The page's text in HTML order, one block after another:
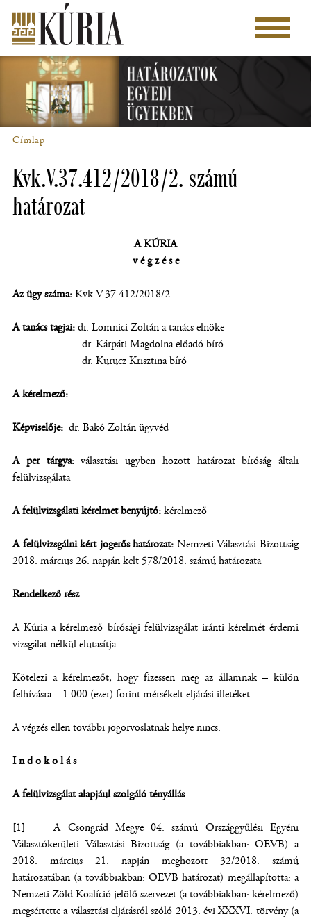
tartalomra
Főmenü
Címlap
Kvk.V.37.412/2018/2. számú
határozat
A KÚRIA
v é g z é s e
Az ügy száma:Kvk.V.37.412/2018/2.
A tanács tagjai:dr. Lomnici Zoltán a tanács elnöke
dr. Kárpáti Magdolna előadó bíró
dr. Kurucz Krisztina bíró
A kérelmező:
Képviselője: dr. Bakó Zoltán ügyvéd
A per tárgya:választási ügyben hozott határozat bíróság általi
felülvizsgálata
A felülvizsgálati kérelmet benyújtó:kérelmező
A felülvizsgálni kért jogerős határozat: Nemzeti Választási Bizottság
2018. március 26. napján kelt 578/2018. számú határozata
Rendelkező rész
A Kúria a kérelmező bírósági felülvizsgálat iránti kérelmét érdemi
vizsgálat nélkül elutasítja.
Kötelezi a kérelmezőt, hogy fizessen meg az államnak – külön
felhívásra – 1.000 (ezer) forint mérsékelt eljárási illetéket.
A végzés ellen további jogorvoslatnak helye nincs.
I n d o k o l á s
A felülvizsgálat alapjául szolgáló tényállás
[1] A Csongrád Megye 04. számú Országgyűlési Egyéni
Választókerületi Választási Bizottság (a továbbiakban: OEVB) a
2018. március 21. napján meghozott 32/2018. számú
határozatában (a továbbiakban: OEVB határozat) megállapította: a
Nemzeti Zöld Koalíció jelölő szervezet (a továbbiakban: kérelmező)
megsértette a választási eljárásról szóló 2013. évi XXXVI. törvény (a